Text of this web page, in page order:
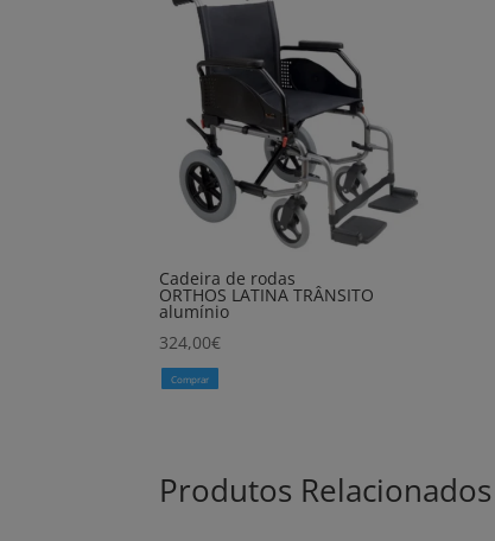
Cadeira de rodas
ORTHOS LATINA TRÂNSITO
alumínio
324,00€
Comprar
Produtos Relacionados